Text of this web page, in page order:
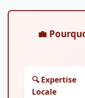
💼
🔍 Expertise
Locale